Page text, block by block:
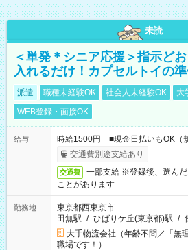
未読
＜単発＊シニア応援＞指示ど
入れるだけ！カプセルトイの準
派遣 職種未経験OK 社会人未経験OK 大
WEB登録・面接OK
給与
時給1500円 ■現金日払いもOK（
交通費別途支給あり
交通費
一部支給 ※登録後、選ん
ことがあります
勤務地
東京都西東京市
田無駅 / ひばりケ丘(東京都)駅 /
大手物流会社（年齢不問／「無
職場です！）